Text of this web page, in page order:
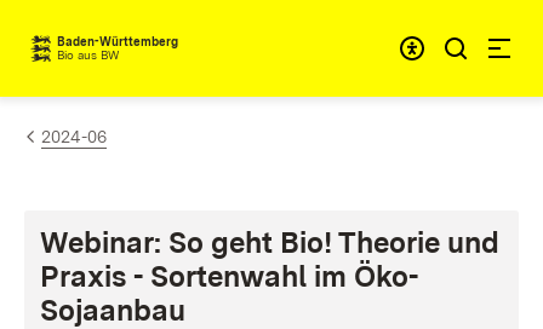
Zum Inhalt springen
Baden-Württemberg
Bio aus BW
2024-06
Webinar: So geht Bio! Theorie und
Praxis - Sortenwahl im Öko-
Sojaanbau